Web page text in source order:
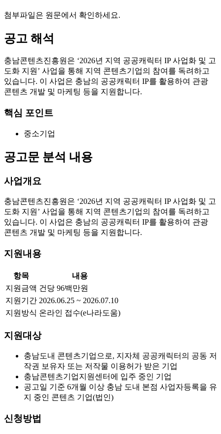
첨부파일은 원문에서 확인하세요.
공고 해석
충남콘텐츠진흥원은 ‘2026년 지역 공공캐릭터 IP 사업화 및 고
도화 지원’ 사업을 통해 지역 콘텐츠기업의 참여를 독려하고
있습니다. 이 사업은 충남의 공공캐릭터 IP를 활용하여 관광
콘텐츠 개발 및 마케팅 등을 지원합니다.
핵심 포인트
중소기업
공고문 분석 내용
사업개요
충남콘텐츠진흥원은 ‘2026년 지역 공공캐릭터 IP 사업화 및 고
도화 지원’ 사업을 통해 지역 콘텐츠기업의 참여를 독려하고
있습니다. 이 사업은 충남의 공공캐릭터 IP를 활용하여 관광
콘텐츠 개발 및 마케팅 등을 지원합니다.
지원내용
항목
내용
지원금액 건당 96백만원
지원기간 2026.06.25 ~ 2026.07.10
지원방식 온라인 접수(e나라도움)
지원대상
충남도내 콘텐츠기업으로, 지자체 공공캐릭터의 공동 저
작권 보유자 또는 저작물 이용허가 받은 기업
충남콘텐츠기업지원센터에 입주 중인 기업
공고일 기준 6개월 이상 충남 도내 본점 사업자등록을 유
지 중인 콘텐츠 기업(법인)
신청방법